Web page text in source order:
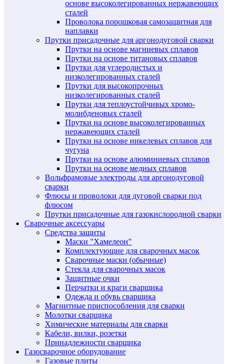
основе высоколегированных нержавеющих
сталей
Проволока порошковая самозащитная для
наплавки
Прутки присадочные для аргонодуговой сварки
Прутки на основе магниевых сплавов
Прутки на основе титановых сплавов
Прутки для углеродистых и
низколегированных сталей
Прутки для высокопрочных
низколегированных сталей
Прутки для теплоустойчивых хромо-
молибденовых сталей
Прутки на основе высоколегированных
нержавеющих сталей
Прутки на основе никелевых сплавов для
чугуна
Прутки на основе алюминиевых сплавов
Прутки на основе медных сплавов
Вольфрамовые электроды для аргонодуговой
сварки
Флюсы и проволоки для дуговой сварки под
флюсом
Прутки присадочные для газокислородной сварки
Сварочные аксессуары
Средства защиты
Маски "Хамелеон"
Комплектующие для сварочных масок
Сварочные маски (обычные)
Стекла для сварочных масок
Защитные очки
Перчатки и краги сварщика
Одежда и обувь сварщика
Магнитные приспособления для сварки
Молотки сварщика
Химические материалы для сварки
Кабели, вилки, розетки
Принадлежности сварщика
Газосварочное оборудование
Газовые плиты